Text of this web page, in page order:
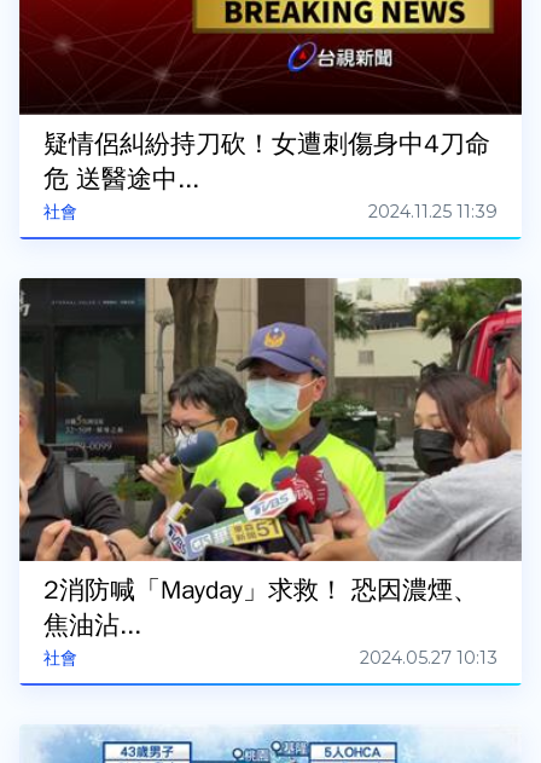
社會
疑情侶糾紛持刀砍！女遭刺傷身中4刀命
危 送醫途中...
2024.11.25 11:39
社會
2消防喊「Mayday」求救！ 恐因濃煙、
焦油沾...
2024.05.27 10:13